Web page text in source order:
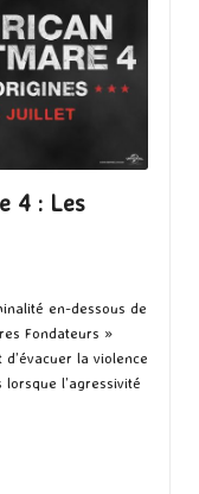
4 : Les
en-dessous de
Fondateurs »
la violence
l’agressivité